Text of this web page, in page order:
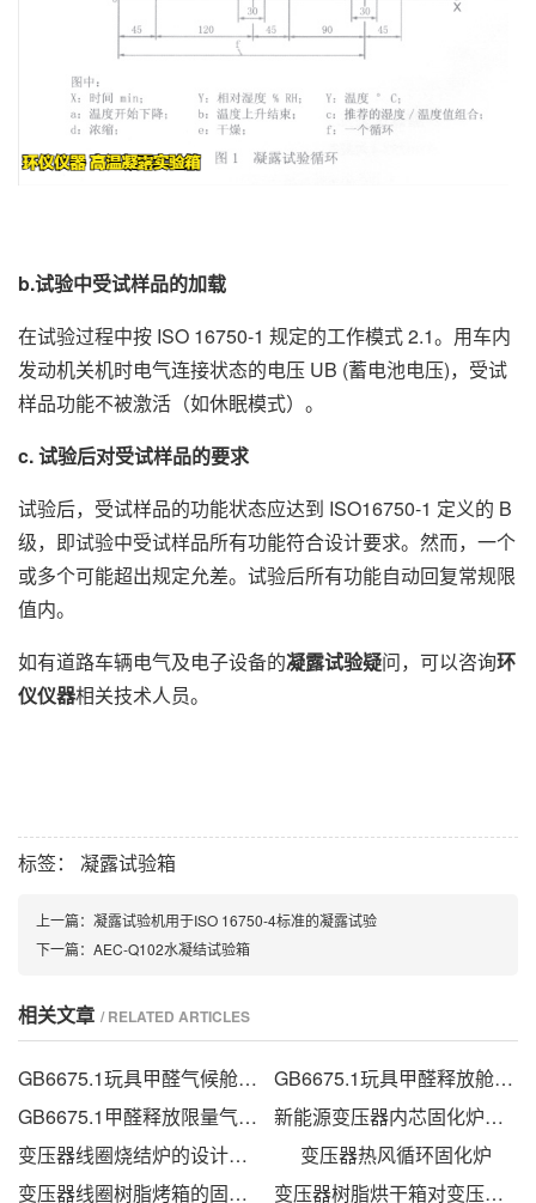
b.试验中受试样品的加载
在试验过程中按 ISO 16750-1 规定的工作模式 2.1。用车内
发动机关机时电气连接状态的电压 UB (蓄电池电压)，受试
样品功能不被激活（如休眠模式）。
c. 试验后对受试样品的要求
试验后，受试样品的功能状态应达到 ISO16750-1 定义的 B
级，即试验中受试样品所有功能符合设计要求。然而，一个
或多个可能超出规定允差。试验后所有功能自动回复常规限
值内。
如有道路车辆电气及电子设备的凝露试验疑问，可以咨询环
仪仪器相关技术人员。
标签： 凝露试验箱
上一篇： 凝露试验机用于ISO 16750-4标准的凝露试验
下一篇： AEC-Q102水凝结试验箱
相关文章 / RELATED ARTICLES
GB6675.1玩具甲醛气候舱的甲醛检测方法
GB6675.1玩具甲醛释放舱技术要求
GB6675.1甲醛释放限量气候箱
新能源变压器内芯固化炉的技术方案
变压器线圈烧结炉的设计方法
变压器热风循环固化炉
变压器线圈树脂烤箱的固化时间与温度的影响
变压器树脂烘干箱对变压器的固化处理方法